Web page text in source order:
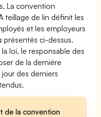
La convention
teillage de lin définit les
et les employeurs
présentés ci-dessus.
loi, le responsable des
de la dernière
des derniers
de la convention